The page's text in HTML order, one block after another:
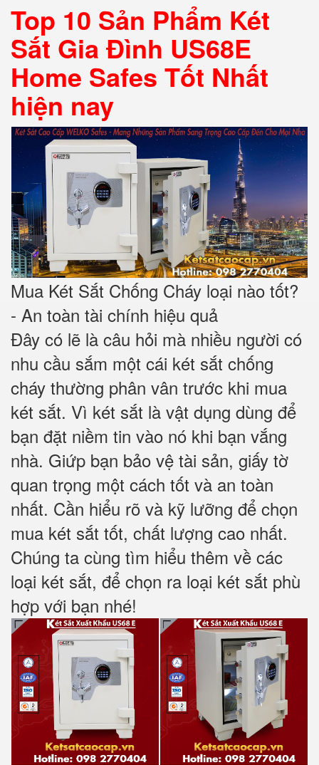
Top 10 Sản Phẩm Két
Sắt Gia Đình US68E
Home Safes Tốt Nhất
hiện nay
Mua Két Sắt Chống Cháy loại nào tốt?
- An toàn tài chính hiệu quả
Đây có lẽ là câu hỏi mà nhiều người có
nhu cầu sắm một cái két sắt chống
cháy thường phân vân trước khi mua
két sắt. Vì két sắt là vật dụng dùng để
bạn đặt niềm tin vào nó khi bạn vắng
nhà. Giứp bạn bảo vệ tài sản, giấy tờ
quan trọng một cách tốt và an toàn
nhất. Cần hiểu rõ và kỹ lưỡng để chọn
mua két sắt tốt, chất lượng cao nhất.
Chúng ta cùng tìm hiểu thêm về các
loại két sắt, để chọn ra loại két sắt phù
hợp với bạn nhé!